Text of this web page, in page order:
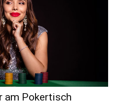
am Pokertisch